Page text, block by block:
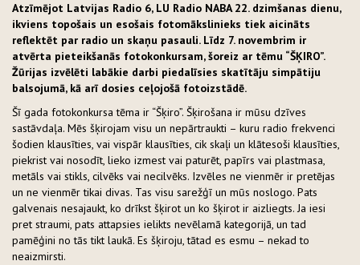
Atzīmējot Latvijas Radio 6, LU Radio NABA 22. dzimšanas dienu,
ikviens topošais un esošais fotomākslinieks tiek aicināts
reflektēt par radio un skaņu pasauli. Līdz 7. novembrim ir
atvērta pieteikšanās fotokonkursam, šoreiz ar tēmu “ŠĶIRO”.
Žūrijas izvēlēti labākie darbi piedalīsies skatītāju simpātiju
balsojumā, kā arī dosies ceļojošā fotoizstādē.
Šī gada fotokonkursa tēma ir “Šķiro”. Šķirošana ir mūsu dzīves
sastāvdaļa. Mēs šķirojam visu un nepārtraukti – kuru radio frekvenci
šodien klausīties, vai vispār klausīties, cik skaļi un klātesoši klausīties,
piekrist vai nosodīt, lieko izmest vai paturēt, papīrs vai plastmasa,
metāls vai stikls, cilvēks vai necilvēks. Izvēles ne vienmēr ir pretējas
un ne vienmēr tikai divas. Tas visu sarežģī un mūs noslogo. Pats
galvenais nesajaukt, ko drīkst šķirot un ko šķirot ir aizliegts. Ja iesi
pret straumi, pats attapsies ielikts nevēlamā kategorijā, un tad
pamēģini no tās tikt laukā. Es šķiroju, tātad es esmu – nekad to
neaizmirsti.